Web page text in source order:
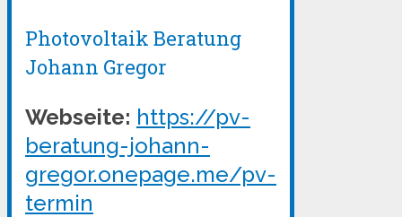
Photovoltaik Beratung
Johann Gregor
Webseite: https://pv-
beratung-johann-
gregor.onepage.me/pv-
termin